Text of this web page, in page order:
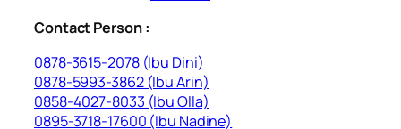
Contact Person :
0878-3615-2078 (Ibu Dini)
0878-5993-3862 (Ibu Arin)
0858-4027-8033 (Ibu Olla)
0895-3718-17600 (Ibu Nadine)